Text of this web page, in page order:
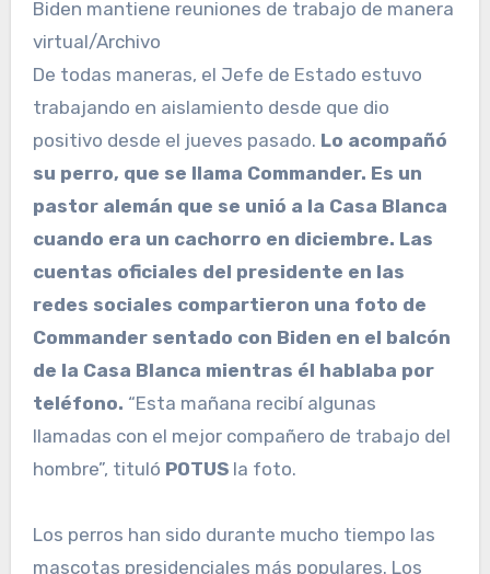
Biden mantiene reuniones de trabajo de manera
virtual/Archivo
De todas maneras, el Jefe de Estado estuvo
trabajando en aislamiento desde que dio
positivo desde el jueves pasado. Lo acompañó
su perro, que se llama Commander. Es un
pastor alemán que se unió a la Casa Blanca
cuando era un cachorro en diciembre. Las
cuentas oficiales del presidente en las
redes sociales compartieron una foto de
Commander sentado con Biden en el balcón
de la Casa Blanca mientras él hablaba por
teléfono. “Esta mañana recibí algunas
llamadas con el mejor compañero de trabajo del
hombre”, tituló POTUSla foto.
Los perros han sido durante mucho tiempo las
mascotas presidenciales más populares. Los